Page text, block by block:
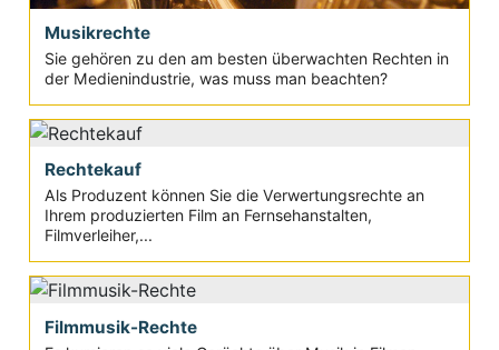
Musikrechte
Sie gehören zu den am besten überwachten Rechten in
der Medienindustrie, was muss man beachten?
Rechtekauf
Als Produzent können Sie die Verwertungsrechte an
Ihrem produzierten Film an Fernsehanstalten,
Filmverleiher,...
Filmmusik-Rechte